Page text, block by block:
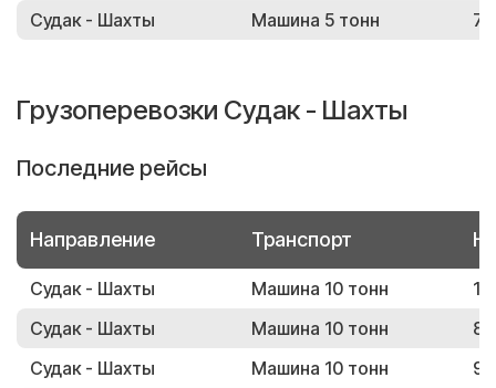
Судак - Шахты Машина 5 тонн
Грузоперевозки Судак - Шахты
Последние рейсы
Направление Транспорт
Судак - Шахты Машина 10 тонн
Судак - Шахты
Машина 10 тонн
Судак - Шахты
Машина 10 тонн